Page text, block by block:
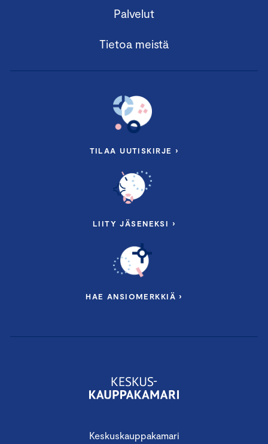
Keskuskauppakamari
Palvelut
Tietoa meistä
TILAA UUTISKIRJE ›
LIITY JÄSENEKSI ›
HAE ANSIOMERKKIÄ ›